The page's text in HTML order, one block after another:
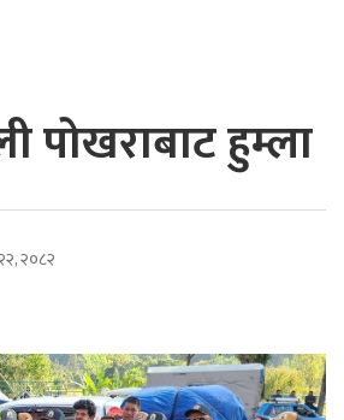
पोखराबाट हुम्ला
२०८२